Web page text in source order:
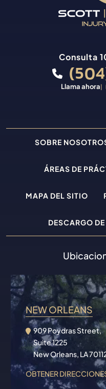
Consulta
Llama ahora
SOBRE
ÁREAS DE
MAPA DEL SITIO
DESCARGO
NEW ORLEANS
909 Poydras Street,
Suite 1225
New Orleans, LA
OBTENER